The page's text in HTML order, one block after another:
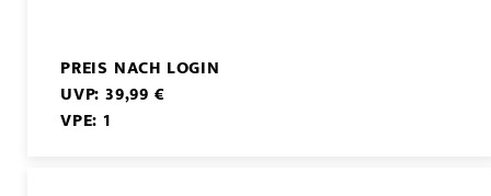
PREIS NACH LOGIN
UVP: 39,99 €
VPE: 1